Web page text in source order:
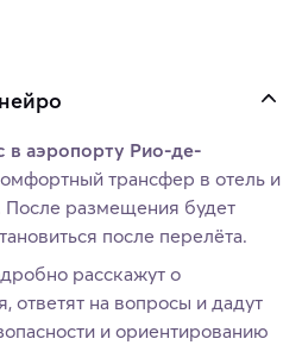
в аэропорту Рио-де-
трансфер в отель и
размещения будет
после перелёта.
расскажут о
ответят на вопросы и дадут
и ориентированию